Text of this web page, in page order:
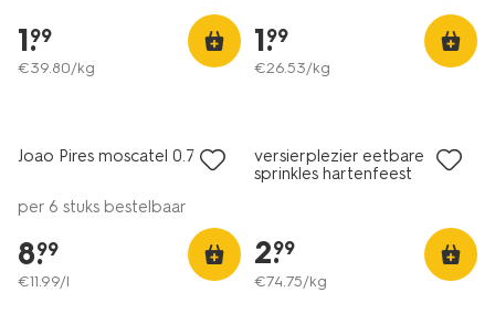
1.
99
€39.80/kg
1.
99
€26.53/kg
8.5
Joao Pires moscatel 0.75L
per 6 stuks bestelbaar
8.
99
€11.99/l
versierplezier eetbare
sprinkles hartenfeest
2.
99
€74.75/kg